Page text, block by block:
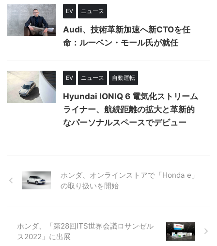
EV ニュース
Audi、技術革新加速へ新CTOを任
命：ルーベン・モール氏が就任
EV ニュース 自動運転
Hyundai IONIQ 6 電気化ストリーム
ライナー、航続距離の拡大と革新的
なパーソナルスペースでデビュー
ホンダ、オンラインストアで「Honda e」
の取り扱いを開始
ホンダ、「第28回ITS世界会議ロサンゼル
ス2022」に出展